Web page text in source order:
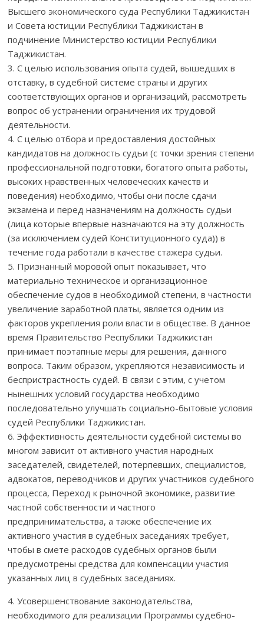
Высшего экономического суда Республики Таджикистан
и Совета юстиции Республики Таджикистан в
подчинение Министерство юстиции Республики
Таджикистан.
3. С целью использования опыта судей, вышедших в
отставку, в судебной системе страны и других
соответствующих органов и организаций, рассмотреть
вопрос об устранении ограничения их трудовой
деятельности.
4. С целью отбора и предоставления достойных
кандидатов на должность судьи (с точки зрения степени
профессиональной подготовки, богатого опыта работы,
высоких нравственных человеческих качеств и
поведения) необходимо, чтобы они после сдачи
экзамена и перед назначениям на должность судьи
(лица которые впервые назначаются на эту должность
(за исключением судей Конституционного суда)) в
течение года работали в качестве стажера судьи.
5. Признанный моровой опыт показывает, что
материально техническое и организационное
обеспечение судов в необходимой степени, в частности
увеличение заработной платы, является одним из
факторов укрепления роли власти в обществе. В данное
время Правительство Республики Таджикистан
принимает поэтапные меры для решения, данного
вопроса. Таким образом, укрепляются независимость и
беспристрастность судей. В связи с этим, с учетом
нынешних условий государства необходимо
последовательно улучшать социально-бытовые условия
судей Республики Таджикистан.
6. Эффективность деятельности судебной системы во
многом зависит от активного участия народных
заседателей, свидетелей, потерпевших, специалистов,
адвокатов, переводчиков и других участников судебного
процесса, Переход к рыночной экономике, развитие
частной собственности и частного
предпринимательства, а также обеспечение их
активного участия в судебных заседаниях требует,
чтобы в смете расходов судебных органов были
предусмотрены средства для компенсации участия
указанных лиц в судебных заседаниях.
4. Усовершенствование законодательства,
необходимого для реализации Программы судебно-